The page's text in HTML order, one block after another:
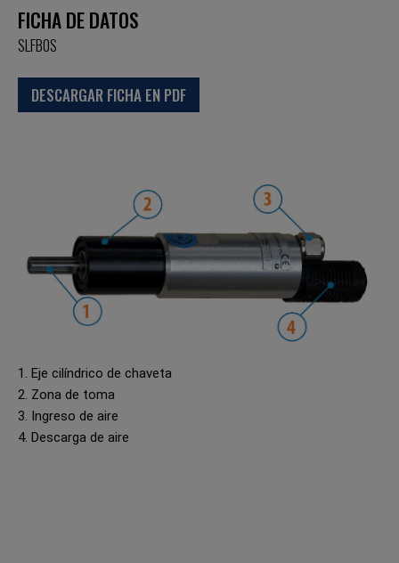
FICHA DE DATOS
SLFB0S
DESCARGAR FICHA EN PDF
1. Eje cilíndrico de chaveta
2. Zona de toma
3. Ingreso de aire
4. Descarga de aire